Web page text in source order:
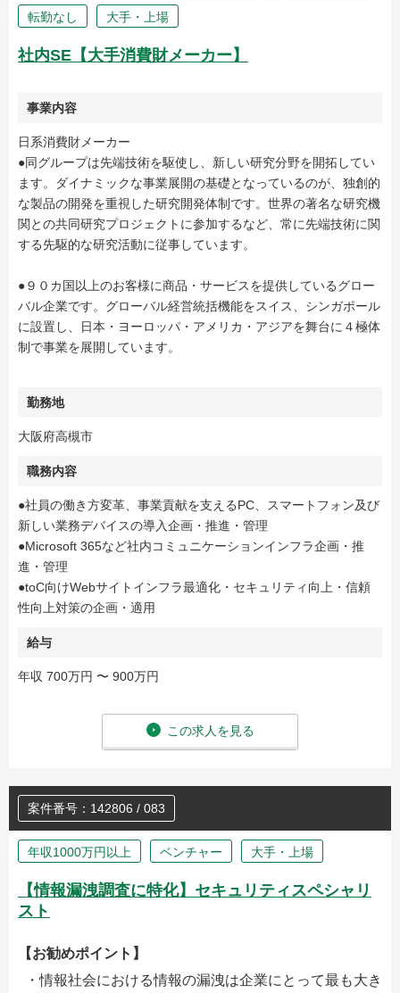
転勤なし 大手・上場
社内SE【大手消費財メーカー】
事業内容
日系消費財メーカー
●同グループは先端技術を駆使し、新しい研究分野を開拓してい
ます。ダイナミックな事業展開の基礎となっているのが、独創的
な製品の開発を重視した研究開発体制です。世界の著名な研究機
関との共同研究プロジェクトに参加するなど、常に先端技術に関
する先駆的な研究活動に従事しています。
●９０カ国以上のお客様に商品・サービスを提供しているグロー
バル企業です。グローバル経営統括機能をスイス、シンガポール
に設置し、日本・ヨーロッパ・アメリカ・アジアを舞台に４極体
制で事業を展開しています。
勤務地
大阪府高槻市
職務内容
●社員の働き方変革、事業貢献を支えるPC、スマートフォン及び
新しい業務デバイスの導入企画・推進・管理
●Microsoft 365など社内コミュニケーションインフラ企画・推
進・管理
●toC向けWebサイトインフラ最適化・セキュリティ向上・信頼
性向上対策の企画・適用
給与
年収 700万円 〜 900万円
この求人を見る
案件番号：142806 / 083
年収1000万円以上 ベンチャー 大手・上場
【情報漏洩調査に特化】セキュリティスペシャリ
スト
【お勧めポイント】
・情報社会における情報の漏洩は企業にとって最も大き